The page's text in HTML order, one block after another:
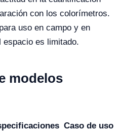
con los colorímetros.
uso en campo y en
espacio es limitado.
modelos
Caso de uso